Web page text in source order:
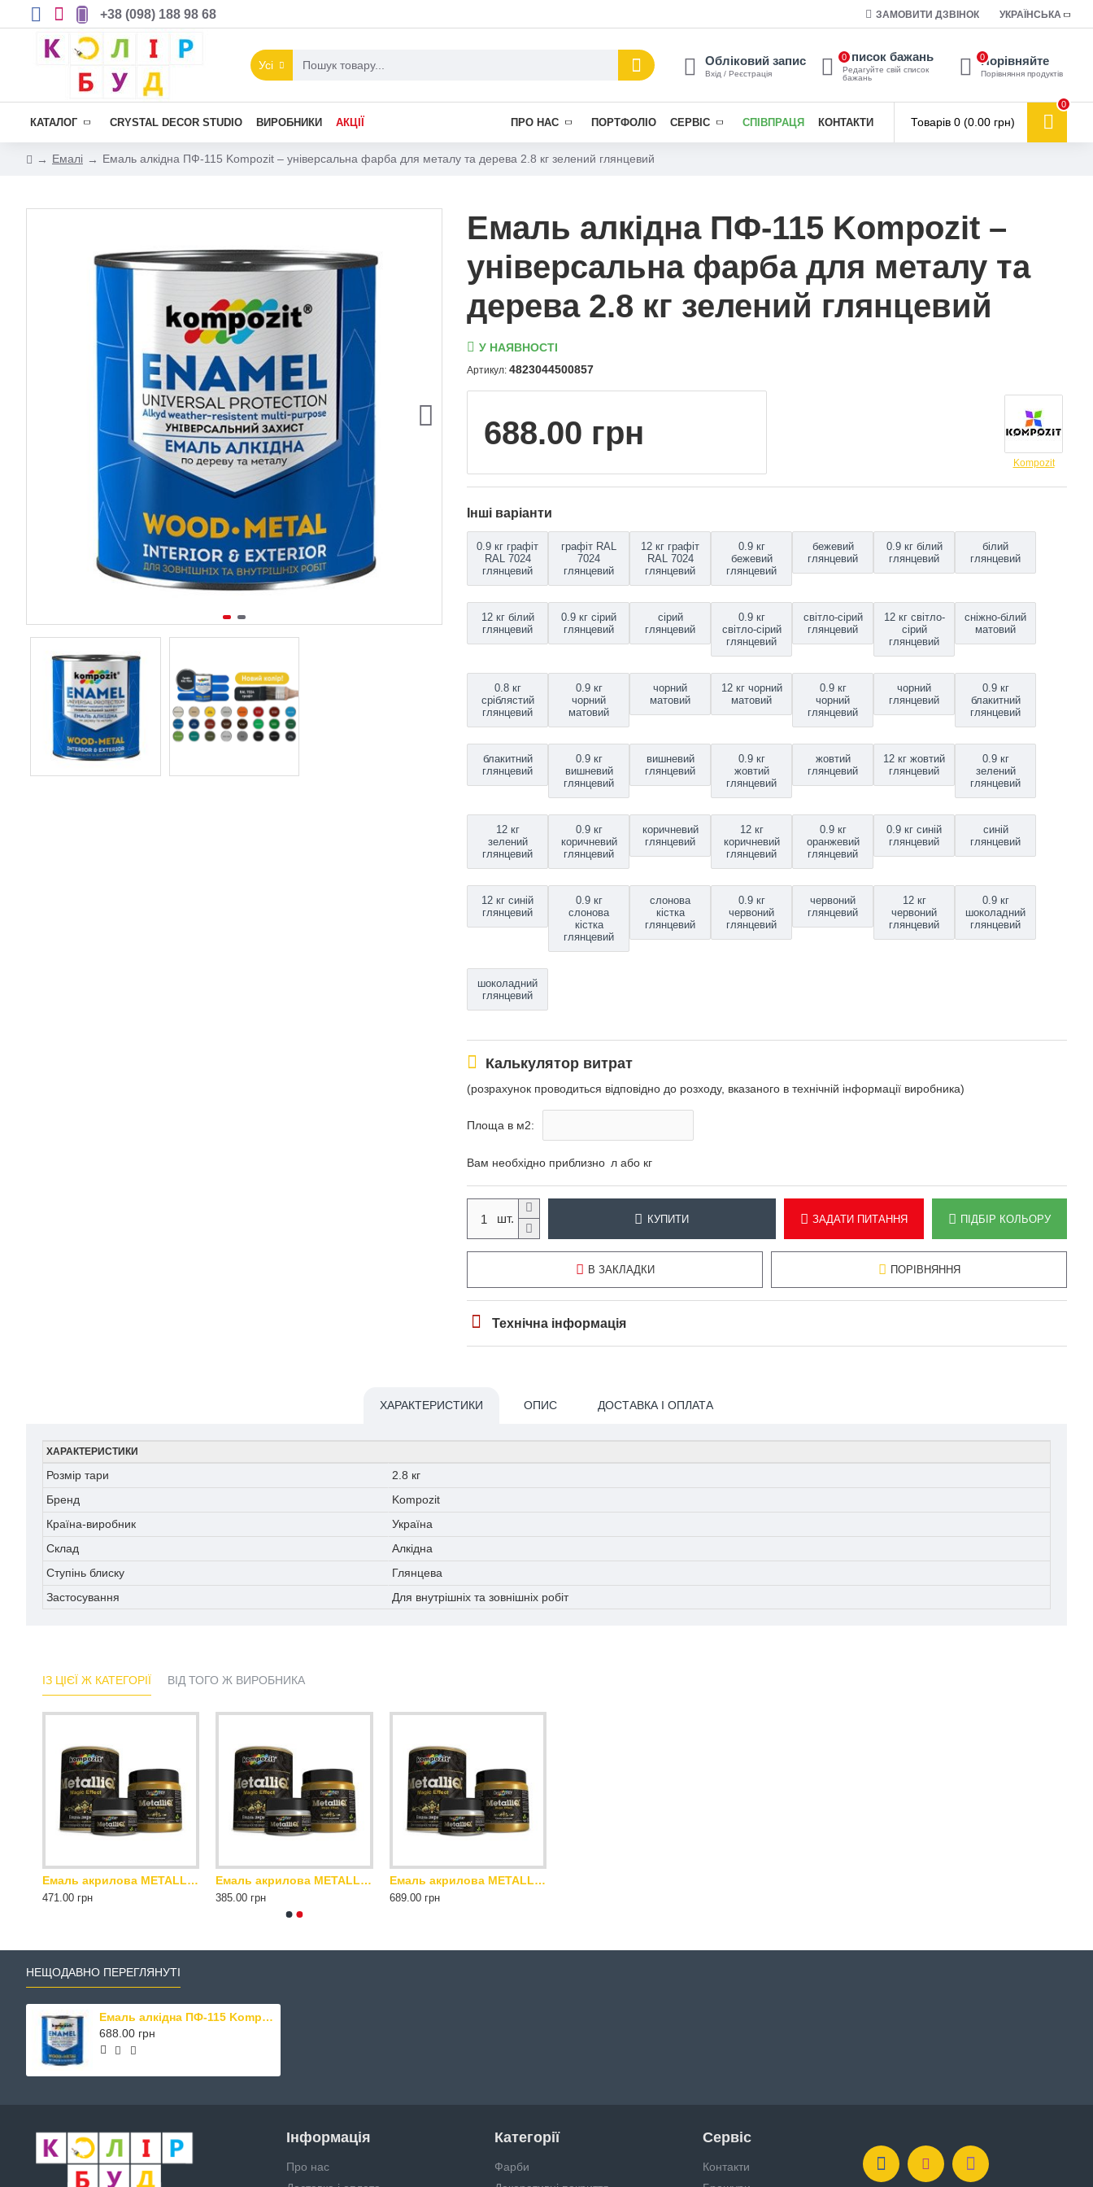
+38 (098) 188 98 68 ЗАМОВИТИ ДЗВІНОК УКРАЇНСЬКА
Усі Обліковий запис
Вхід / Реєстрація
Список бажань
Редагуйте свій список
бажань
0 Порівняйте
Порівняння продуктів
0
КАТАЛОГ CRYSTAL DECOR STUDIO ВИРОБНИКИ АКЦІЇ ПРО НАС ПОРТФОЛІО СЕРВІС СПІВПРАЦЯ КОНТАКТИ Товарів 0 (0.00 грн)
0
Емалі Емаль алкідна ПФ-115 Kompozit – універсальна фарба для металу та дерева 2.8 кг зелений глянцевий
Емаль алкідна ПФ-115 Kompozit –
універсальна фарба для металу та
дерева 2.8 кг зелений глянцевий
688.00 грн
Kompozit
У НАЯВНОСТІ
Артикул: 4823044500857
Інші варіанти
0.9 кг графіт
RAL 7024
глянцевий
графіт RAL
7024
глянцевий
12 кг графіт
RAL 7024
глянцевий
0.9 кг
бежевий
глянцевий
бежевий
глянцевий
0.9 кг білий
глянцевий
білий
глянцевий
12 кг білий
глянцевий
0.9 кг сірий
глянцевий
сірий
глянцевий
0.9 кг
світло-сірий
глянцевий
світло-сірий
глянцевий
12 кг світло-
сірий
глянцевий
сніжно-білий
матовий
0.8 кг
сріблястий
глянцевий
0.9 кг
чорний
матовий
чорний
матовий
12 кг чорний
матовий
0.9 кг
чорний
глянцевий
чорний
глянцевий
0.9 кг
блакитний
глянцевий
блакитний
глянцевий
0.9 кг
вишневий
глянцевий
вишневий
глянцевий
0.9 кг
жовтий
глянцевий
жовтий
глянцевий
12 кг жовтий
глянцевий
0.9 кг
зелений
глянцевий
12 кг
зелений
глянцевий
0.9 кг
коричневий
глянцевий
коричневий
глянцевий
12 кг
коричневий
глянцевий
0.9 кг
оранжевий
глянцевий
0.9 кг синій
глянцевий
синій
глянцевий
12 кг синій
глянцевий
0.9 кг
слонова
кістка
глянцевий
слонова
кістка
глянцевий
0.9 кг
червоний
глянцевий
червоний
глянцевий
12 кг
червоний
глянцевий
0.9 кг
шоколадний
глянцевий
шоколадний
глянцевий
Калькулятор витрат
(розрахунок проводиться відповідно до розходу, вказаного в технічній інформації виробника)
Площа в м2:
Вам необхідно приблизно л або кг
КУПИТИ ЗАДАТИ ПИТАННЯ ПІДБІР КОЛЬОРУ
В ЗАКЛАДКИ ПОРІВНЯННЯ
Технічна інформація
ХАРАКТЕРИСТИКИ ОПИС ДОСТАВКА І ОПЛАТА
ХАРАКТЕРИСТИКИ
Розмір тари
2.8 кг
Бренд
Kompozit
Країна-виробник
Україна
Склад
Алкідна
Ступінь блиску
Глянцева
Застосування
Для внутрішніх та зовнішніх робіт
ІЗ ЦІЄЇ Ж КАТЕГОРІЇ ВІД ТОГО Ж ВИРОБНИКА
Емаль акрилова METALLIQ Kompozit 0.5 кг римське золото
471.00 грн
Емаль акрилова METALLIQ Kompozit 0.5 кг чорна перлина
385.00 грн
Емаль акрилова METALLIQ Kompozit 0.9 кг бронза
689.00 грн
НЕЩОДАВНО ПЕРЕГЛЯНУТІ
Емаль алкідна ПФ-115 Kompozit – універсальна фарба для металу та дерева 2.8 кг зелений глянцевий
688.00 грн
Інформація
Про нас
Категорії
Фарби
Сервіс
Контакти